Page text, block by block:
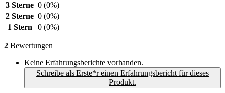
3 Sterne 0 (0%)
2 Sterne 0 (0%)
1 Stern
0 (0%)
2 Bewertungen
Keine Erfahrungsberichte vorhanden.
Schreibe als Erste*r einen Erfahrungsbericht für dieses
Produkt.